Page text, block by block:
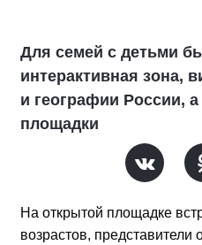
Для семей с детьми
интерактивная зона,
и географии России, а
площадки
На открытой площадке
возрастов,